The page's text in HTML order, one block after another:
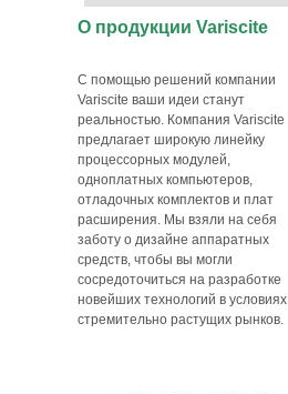
О продукции Variscite
С помощью решений компании
Variscite ваши идеи станут
реальностью. Компания Variscite
предлагает широкую линейку
процессорных модулей,
одноплатных компьютеров,
отладочных комплектов и плат
расширения. Мы взяли на себя
заботу о дизайне аппаратных
средств, чтобы вы могли
сосредоточиться на разработке
новейших технологий в условиях
стремительно растущих рынков.